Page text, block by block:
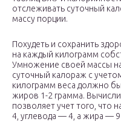
отслеживать суточный
массу порции.
Похудеть и сохранить
на каждый килограмм
Умножение своей массы
суточный калораж с
килограмм веса должно
жиров 1-2 грамма.
позволяет учет того, что
4, углевода — 4, а жира —